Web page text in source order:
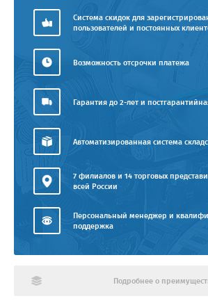
Система скидок для
пользователей и постоянных
Возможность отсрочки платежа
Гарантия до 2-лет и
Автоматизированная система
7 филиалов и 14 торговых
всей России
Персональный менеджер и
поддержка
Подробнее о